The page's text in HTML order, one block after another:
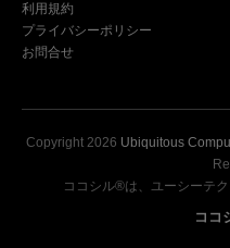
利用規約
プライバシーポリシー
お問合せ
Copyright 2026 Ubiquitous
ココシル®は、ユーシーテ
ココ